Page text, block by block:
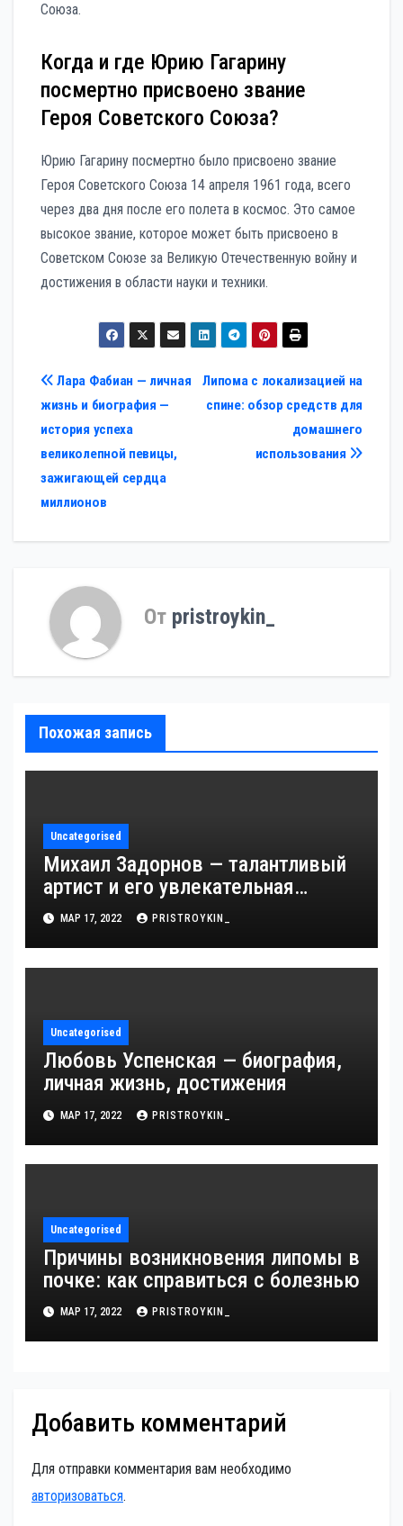
Союза.
Когда и где Юрию Гагарину
посмертно присвоено звание
Героя Советского Союза?
Юрию Гагарину посмертно было присвоено звание
Героя Советского Союза 14 апреля 1961 года, всего
через два дня после его полета в космос. Это самое
высокое звание, которое может быть присвоено в
Советском Союзе за Великую Отечественную войну и
достижения в области науки и техники.
Навигация
по
записям
Липома с локализацией на
спине: обзор средств для
домашнего
использования
Лара Фабиан — личная
жизнь и биография —
история успеха
великолепной певицы,
зажигающей сердца
миллионов
От pristroykin_
Похожая запись
Uncategorised
Михаил Задорнов — талантливый
артист и его увлекательная
биография — выдающиеся
достижения, известность и
интересные факты из личной
МАР 17, 2022 PRISTROYKIN_
Uncategorised
Любовь Успенская — биография,
личная жизнь, достижения
МАР 17, 2022 PRISTROYKIN_
Uncategorised
Причины возникновения липомы в
почке: как справиться с болезнью
МАР 17, 2022 PRISTROYKIN_
Добавить комментарий
Для отправки комментария вам необходимо
авторизоваться.